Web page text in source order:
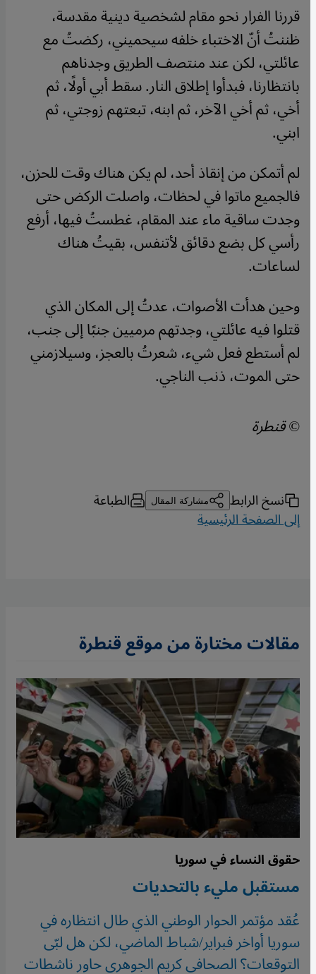
قررنا الفرار نحو مقام لشخصية دينية مقدسة،
ظننتُ أنّ الاختباء خلفه سيحميني، ركضتُ مع
عائلتي، لكن عند منتصف الطريق وجدناهم
بانتظارنا، فبدأوا إطلاق النار. سقط أبي أولًا، ثم
أخي، ثم أخي الآخر، ثم ابنه، تبعتهم زوجتي، ثم
ابني.
لم أتمكن من إنقاذ أحد، لم يكن هناك وقت للحزن،
فالجميع ماتوا في لحظات، واصلت الركض حتى
وجدت ساقية ماء عند المقام، غطستُ فيها، أرفع
رأسي كل بضع دقائق لأتنفس، بقيتُ هناك
لساعات.
وحين هدأت الأصوات، عدتُ إلى المكان الذي
قتلوا فيه عائلتي، وجدتهم مرميين جنبًا إلى جنب،
لم أستطع فعل شيء، شعرتُ بالعجز، وسيلازمني
حتى الموت، ذنب الناجي.
© قنطرة
نسخ الرابط مشاركة المقال الطباعة
إلى الصفحة الرئيسية
مقالات مختارة من موقع قنطرة
حقوق النساء في سوريا
مستقبل مليء بالتحديات
عُقد مؤتمر الحوار الوطني الذي طال انتظاره في
سوريا أواخر فبراير/شباط الماضي، لكن هل لبّى
التوقعات؟ الصحافي كريم الجوهري حاور ناشطات